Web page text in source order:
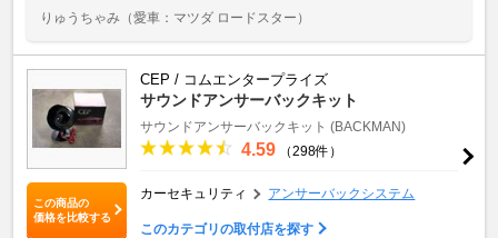
りゅうちゃみ （愛車：マツダ ロードスター）
この商品の
価格を比較する
CEP / コムエンタープライズ
サウンドアンサーバックキット
サウンドアンサーバックキット (BACKMAN)
4.59 （298件）
カーセキュリティ アンサーバックシステム
このカテゴリの取付店を探す